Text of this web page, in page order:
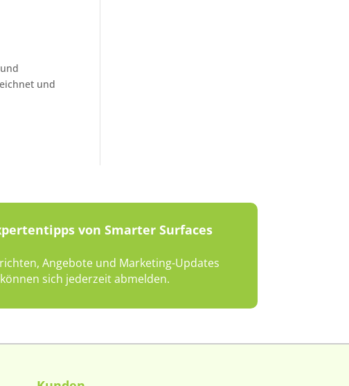
und
von Smarter Surfaces
Angebote und Marketing-Updates
sich jederzeit abmelden.